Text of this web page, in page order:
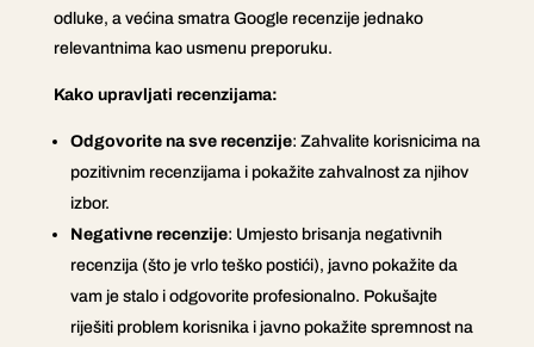
odluke, a većina smatra Google recenzije jednako
relevantnima kao usmenu preporuku.
Kako upravljati recenzijama:
Odgovorite na sve recenzije: Zahvalite korisnicima na
pozitivnim recenzijama i pokažite zahvalnost za njihov
izbor.
Negativne recenzije: Umjesto brisanja negativnih
recenzija (što je vrlo teško postići), javno pokažite da
vam je stalo i odgovorite profesionalno. Pokušajte
riješiti problem korisnika i javno pokažite spremnost na